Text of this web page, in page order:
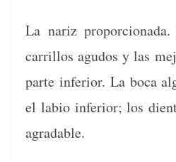
La nar­iz
car­ril­los agu­dos y las
parte infe­ri­or. La boca
el labio infe­ri­or; los
agradable.